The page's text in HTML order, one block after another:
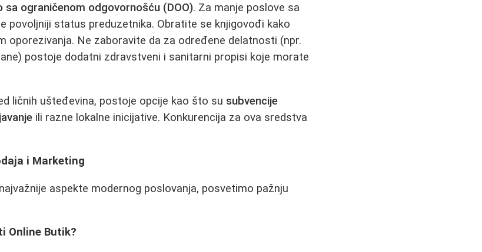
sa ograničenom odgovornošću (DOO). Za manje poslove sa
povoljniji status preduzetnika. Obratite se knjigovođi kako
oporezivanja. Ne zaboravite da za određene delatnosti (npr.
postoje dodatni zdravstveni i sanitarni propisi koje morate
ličnih ušteđevina, postoje opcije kao što su subvencije
ili razne lokalne inicijative. Konkurencija za ova sredstva
i Marketing
aspekte modernog poslovanja, posvetimo pažnju
Online Butik?